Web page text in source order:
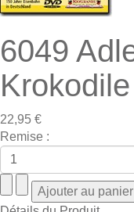
6049
22,95 €
Remise :